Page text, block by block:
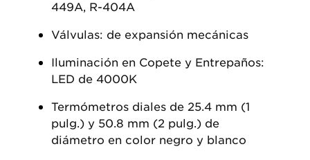
449A, R-404A
Válvulas: de expansión mecánicas
Iluminación en Copete y Entrepaños:
LED de 4000K
Termómetros diales de 25.4 mm (1
pulg.) y 50.8 mm (2 pulg.) de
diámetro en color negro y blanco